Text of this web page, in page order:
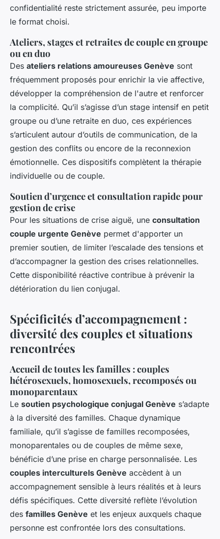
confidentialité reste strictement assurée, peu importe
le format choisi.
Ateliers, stages et retraites de couple en groupe
ou en duo
Des ateliers relations amoureuses Genève sont
fréquemment proposés pour enrichir la vie affective,
développer la compréhension de l'autre et renforcer
la complicité. Qu’il s’agisse d’un stage intensif en petit
groupe ou d’une retraite en duo, ces expériences
s’articulent autour d’outils de communication, de la
gestion des conflits ou encore de la reconnexion
émotionnelle. Ces dispositifs complètent la thérapie
individuelle ou de couple.
Soutien d’urgence et consultation rapide pour
gestion de crise
Pour les situations de crise aiguë, une consultation
couple urgente Genève permet d'apporter un
premier soutien, de limiter l’escalade des tensions et
d’accompagner la gestion des crises relationnelles.
Cette disponibilité réactive contribue à prévenir la
détérioration du lien conjugal.
Spécificités d’accompagnement :
diversité des couples et situations
rencontrées
Accueil de toutes les familles :couples
hétérosexuels, homosexuels, recomposés ou
monoparentaux
Le soutien psychologique conjugal Genève s’adapte
à la diversité des familles. Chaque dynamique
familiale, qu’il s’agisse de familles recomposées,
monoparentales ou de couples de même sexe,
bénéficie d’une prise en charge personnalisée. Les
couples interculturels Genève accèdent à un
accompagnement sensible à leurs réalités et à leurs
défis spécifiques. Cette diversité reflète l’évolution
des familles Genève et les enjeux auxquels chaque
personne est confrontée lors des consultations.